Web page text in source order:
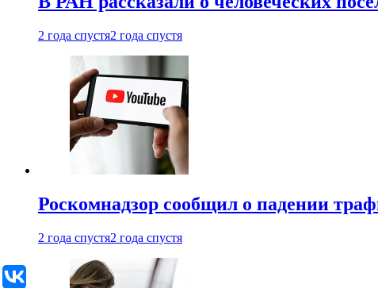
2 года спустя2 года спустя
Роскомнадзор сообщил о падении
2 года спустя2 года спустя